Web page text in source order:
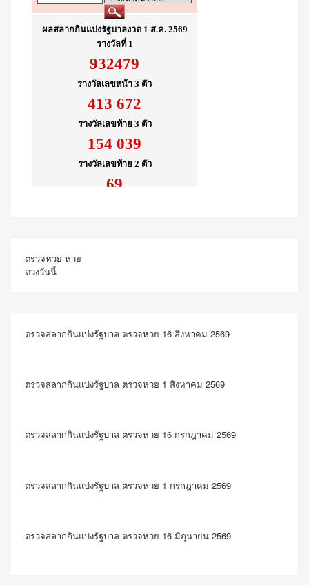
ตรวจหวย หวย
ดวงวันนี้
ตรวจสลากกินแบ่งรัฐบาล ตรวจหวย 16 สิงหาคม 2569
ตรวจสลากกินแบ่งรัฐบาล ตรวจหวย 1 สิงหาคม 2569
ตรวจสลากกินแบ่งรัฐบาล ตรวจหวย 16 กรกฎาคม 2569
ตรวจสลากกินแบ่งรัฐบาล ตรวจหวย 1 กรกฎาคม 2569
ตรวจสลากกินแบ่งรัฐบาล ตรวจหวย 16 มิถุนายน 2569